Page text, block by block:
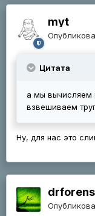
myt
Цитата
а мы вычисляем
взвешиваем
Ну, для нас это